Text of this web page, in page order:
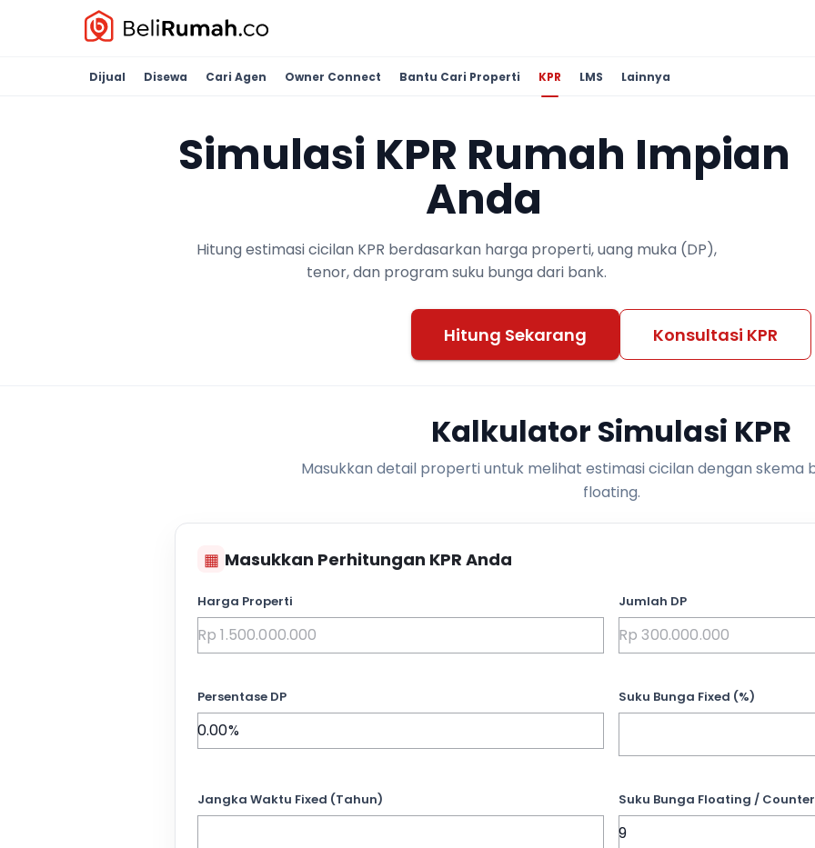
Dijual Disewa Cari Agen Owner Connect Bantu Cari Properti KPR LMS Lainnya
Simulasi KPR Rumah Impian
Anda
Hitung estimasi cicilan KPR berdasarkan harga properti, uang muka (DP),
tenor, dan program suku bunga dari bank.
Hitung Sekarang Konsultasi KPR
Kalkulator Simulasi KPR
Masukkan detail properti untuk melihat estimasi cicilan dengan skema
floating.
▦ Masukkan Perhitungan KPR Anda
Harga Properti Jumlah DP
Persentase DP Suku Bunga Fixed (%)
Jangka Waktu Fixed (Tahun) Suku Bunga Floating /